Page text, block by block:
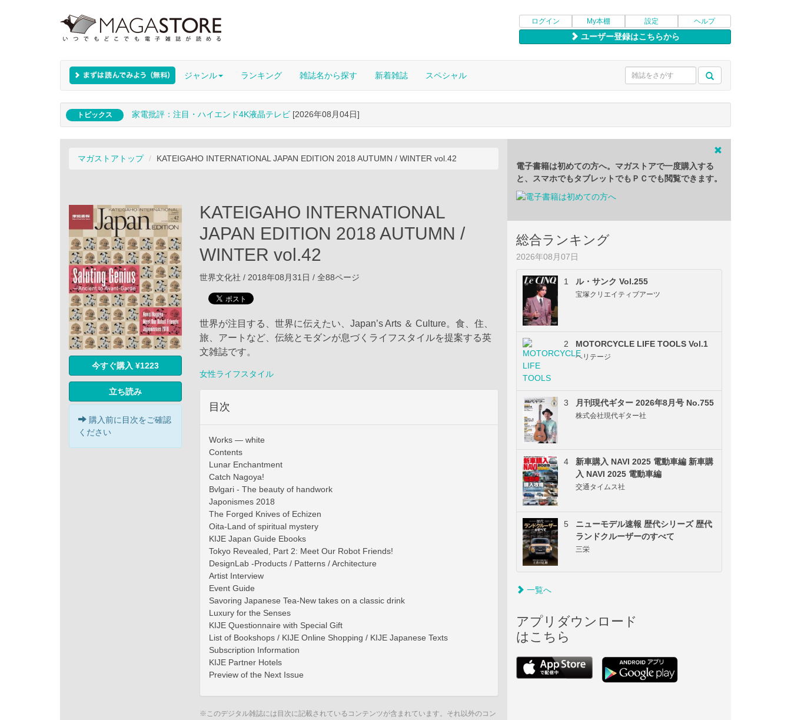
ログイン My本棚 設定 ヘルプ
ユーザー登録はこちらから
ジャンル ランキング 雑誌名から探す 新着雑誌 スペシャル
トピックス 家電批評：注目・ハイエンド4K液晶テレビ [2026年08月04日]
マガストアトップ KATEIGAHO INTERNATIONAL JAPAN EDITION 2018 AUTUMN / WINTER vol.42
今すぐ購入 ¥1223
立ち読み
購入前に目次をご確認
ください
KATEIGAHO INTERNATIONAL
JAPAN EDITION 2018 AUTUMN /
WINTER vol.42
世界文化社 / 2018年08月31日 / 全88ページ
世界が注目する、世界に伝えたい、Japan’s Arts ＆ Culture。食、住、
旅、アートなど、伝統とモダンが息づくライフスタイルを提案する英
文雑誌です。
女性ライフスタイル
目次
Works — white
Contents
Lunar Enchantment
Catch Nagoya!
Bvlgari - The beauty of handwork
Japonismes 2018
The Forged Knives of Echizen
Oita-Land of spiritual mystery
KIJE Japan Guide Ebooks
Tokyo Revealed, Part 2: Meet Our Robot Friends!
DesignLab -Products / Patterns / Architecture
Artist Interview
Event Guide
Savoring Japanese Tea-New takes on a classic drink
Luxury for the Senses
KIJE Questionnaire with Special Gift
List of Bookshops / KIJE Online Shopping / KIJE Japanese Texts
Subscription Information
KIJE Partner Hotels
Preview of the Next Issue
※このデジタル雑誌には目次に記載されているコンテンツが含まれています。それ以外のコン
電子書籍は初めての方へ。マガストアで一度購入する
と、スマホでもタブレットでもＰＣでも閲覧できます。
総合ランキング
2026年08月07日
1 ル・サンク Vol.255
宝塚クリエイティブアーツ
2 MOTORCYCLE LIFE TOOLS Vol.1
ヘリテージ
3 月刊現代ギター 2026年8月号 No.755
株式会社現代ギター社
4
新車購入 NAVI 2025 電動車編 新車購
入 NAVI 2025 電動車編
交通タイムス社
5
ニューモデル速報 歴代シリーズ 歴代
ランドクルーザーのすべて
三栄
一覧へ
アプリダウンロード
はこちら